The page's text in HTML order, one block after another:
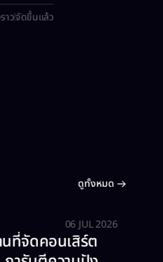
าวจัดขึ้นแล้ว
ดูทั้งหมด
06 JUL 2026
ที่จัดคอนเสิร์ต